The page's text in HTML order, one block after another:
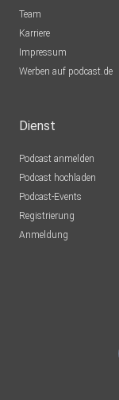
Team
Karriere
Impressum
Werben auf podcast.de
Dienst
Podcast anmelden
Podcast hochladen
Podcast-Events
Registrierung
Anmeldung